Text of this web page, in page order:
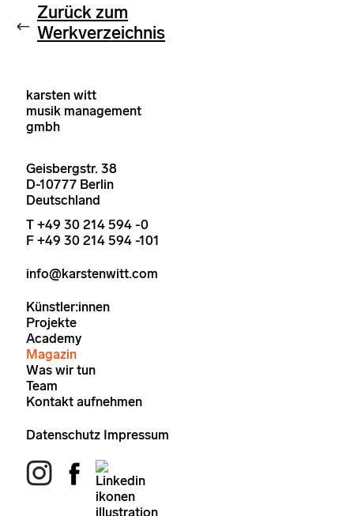
Zurück zum
Werkverzeichnis
karsten witt
musik management
gmbh
Geisbergstr. 38
D-10777 Berlin
Deutschland
T +49 30 214 594 -0
F +49 30 214 594 -101
info@karstenwitt.com
Künstler:innen
Projekte
Academy
Magazin
Was wir tun
Team
Kontakt aufnehmen
Datenschutz Impressum